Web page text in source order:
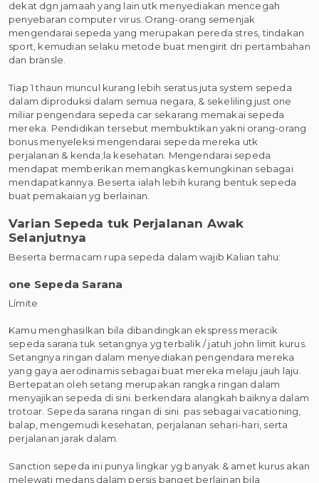
dekat dgn jamaah yang lain utk menyediakan mencegah
penyebaran computer virus. Orang-orang semenjak
mengendarai sepeda yang merupakan pereda stres, tindakan
sport, kemudian selaku metode buat mengirit dri pertambahan
dan bränsle.
Tiap 1 thaun muncul kurang lebih seratus juta system sepeda
dalam diproduksi dalam semua negara, & sekeliling just one
miliar pengendara sepeda car sekarang memakai sepeda
mereka. Pendidikan tersebut membuktikan yakni orang-orang
bonus menyeleksi mengendarai sepeda mereka utk
perjalanan & kenda;la kesehatan. Mengendarai sepeda
mendapat memberikan memangkas kemungkinan sebagai
mendapatkannya. Beserta ialah lebih kurang bentuk sepeda
buat pemakaian yg berlainan.
Varian Sepeda tuk Perjalanan Awak
Selanjutnya
Beserta bermacam rupa sepeda dalam wajib Kalian tahu:
one Sepeda Sarana
Límite
Kamu menghasilkan bila dibandingkan ekspress meracik
sepeda sarana tuk setangnya yg terbalik / jatuh john limit kurus.
Setangnya ringan dalam menyediakan pengendara mereka
yang gaya aerodinamis sebagai buat mereka melaju jauh laju.
Bertepatan oleh setang merupakan rangka ringan dalam
menyajikan sepeda di sini. berkendara alangkah baiknya dalam
trotoar. Sepeda sarana ringan di sini. pas sebagai vacationing,
balap, mengemudi kesehatan, perjalanan sehari-hari, serta
perjalanan jarak dalam.
Sanction sepeda ini punya lingkar yg banyak & amet kurus akan
melewati medans dalam persis banget berlainan bila